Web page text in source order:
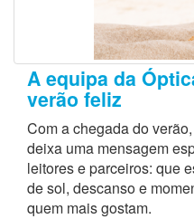
A equipa da
verão feliz
Com a chegada do
deixa uma mensagem
leitores e parceiros: que
de sol, descanso e
quem mais gostam.